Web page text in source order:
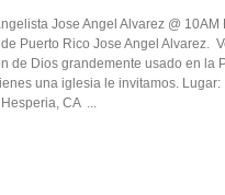
Jose Angel Alvarez @ 10AM
Puerto Rico Jose Angel Alvarez.
de Dios grandemente usado en la
una iglesia le invitamos. Lugar:
CA ...